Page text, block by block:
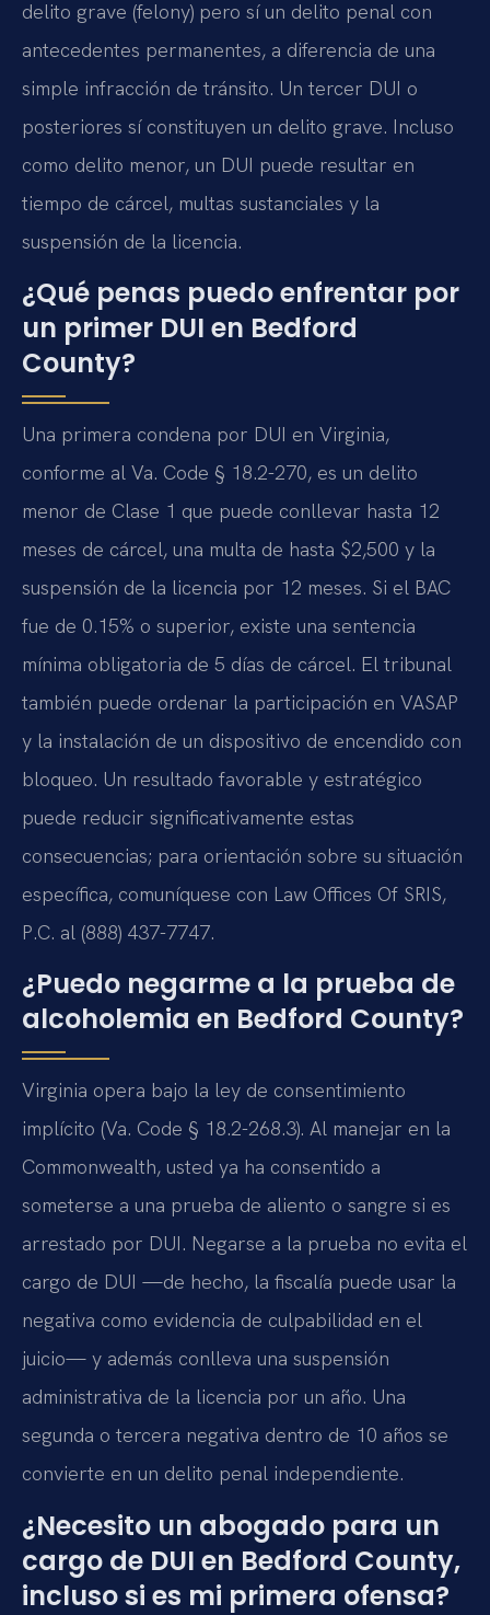
delito grave (felony) pero sí un delito penal con
antecedentes permanentes, a diferencia de una
simple infracción de tránsito. Un tercer DUI o
posteriores sí constituyen un delito grave. Incluso
como delito menor, un DUI puede resultar en
tiempo de cárcel, multas sustanciales y la
suspensión de la licencia.
¿Qué penas puedo enfrentar por
un primer DUI en Bedford
County?
Una primera condena por DUI en Virginia,
conforme al Va. Code § 18.2-270, es un delito
menor de Clase 1 que puede conllevar hasta 12
meses de cárcel, una multa de hasta $2,500 y la
suspensión de la licencia por 12 meses. Si el BAC
fue de 0.15% o superior, existe una sentencia
mínima obligatoria de 5 días de cárcel. El tribunal
también puede ordenar la participación en VASAP
y la instalación de un dispositivo de encendido con
bloqueo. Un resultado favorable y estratégico
puede reducir significativamente estas
consecuencias; para orientación sobre su situación
específica, comuníquese con Law Offices Of SRIS,
P.C. al (888) 437-7747.
¿Puedo negarme a la prueba de
alcoholemia en Bedford County?
Virginia opera bajo la ley de consentimiento
implícito (Va. Code § 18.2-268.3). Al manejar en la
Commonwealth, usted ya ha consentido a
someterse a una prueba de aliento o sangre si es
arrestado por DUI. Negarse a la prueba no evita el
cargo de DUI —de hecho, la fiscalía puede usar la
negativa como evidencia de culpabilidad en el
juicio— y además conlleva una suspensión
administrativa de la licencia por un año. Una
segunda o tercera negativa dentro de 10 años se
convierte en un delito penal independiente.
¿Necesito un abogado para un
cargo de DUI en Bedford County,
incluso si es mi primera ofensa?